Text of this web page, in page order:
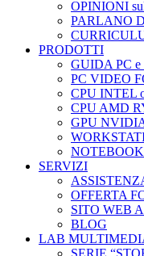
OPINIONI
PARLANO
PRODOTTI
GUIDA PC
PC VIDEO
CPU INTEL
CPU AMD
GPU
SERVIZI
OFFERTA
SITO WEB
BLOG
LAB
SERIE